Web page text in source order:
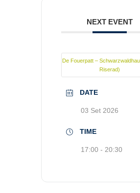
NEXT EVENT
De Fouerpatt –
Riserad)
DATE
03 Set 2026
TIME
17:00 - 20:30